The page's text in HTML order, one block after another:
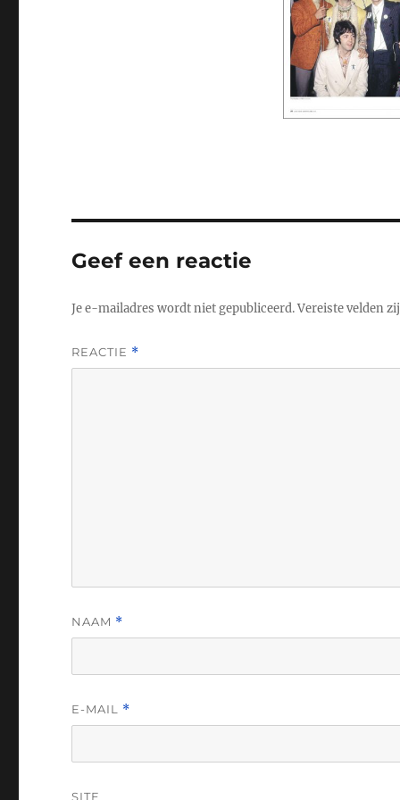
Geef een reactie
Je e-mailadres wordt niet gepubliceerd.Vereiste velden
REACTIE *
NAAM *
E-MAIL *
SITE